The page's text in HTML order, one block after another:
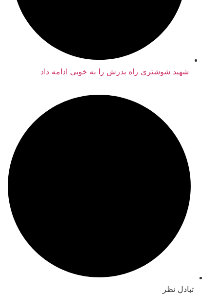
شوشتری راه پدرش را به خوبی ادامه داد
نظر